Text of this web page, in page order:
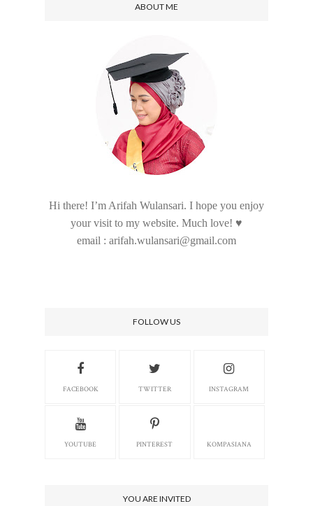
ABOUT ME
Hi there! I’m Arifah Wulansari. I hope you enjoy
your visit to my website. Much love! ♥
email : arifah.wulansari@gmail.com
FOLLOW US
FACEBOOK TWITTER INSTAGRAM
YOUTUBE PINTEREST KOMPASIANA
YOU ARE INVITED